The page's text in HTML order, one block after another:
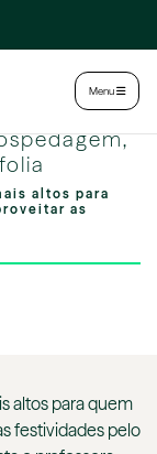
Menu
altos para
as
altos para quem
festividades pelo